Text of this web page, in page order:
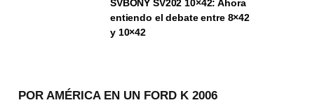
SVBONY SV202 10×42: Ahora
entiendo el debate entre 8×42
y 10×42
POR AMÉRICA EN UN FORD K 2006